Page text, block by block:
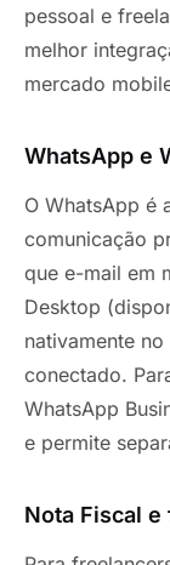
pessoal e
melhor
mercado
WhatsApp e
O WhatsApp é
comunicação
que e-mail em
Desktop
nativamente
conectado.
WhatsApp
e permite
Nota Fiscal